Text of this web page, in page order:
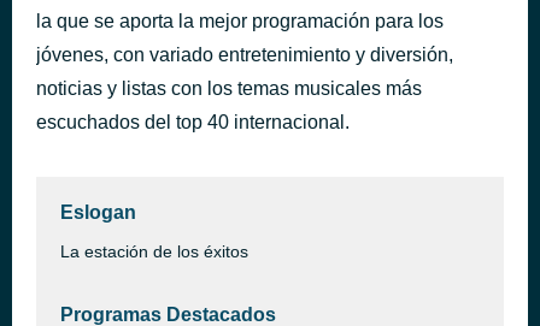
LO MAS ACTUAL 07AGOSTO26
Te pido otra oportunidad
Álex Ubago
hace 1 hora
la que se aporta la mejor programación para los
jóvenes, con variado entretenimiento y diversión,
noticias y listas con los temas musicales más
escuchados del top 40 internacional.
Eslogan
La estación de los éxitos
Programas Destacados